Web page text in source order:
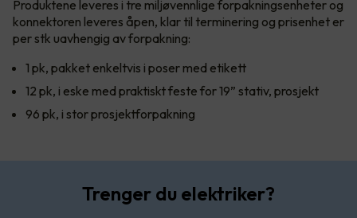
Produktene leveres i tre miljøvennlige forpakningsenheter og
konnektoren leveres åpen, klar til terminering og prisenhet er
per stk uavhengig av forpakning:
1 pk, pakket enkeltvis i poser med etikett
12 pk, i eske med praktiskt feste for 19” stativ, prosjekt
96 pk, i stor prosjektforpakning
Trenger du elektriker?